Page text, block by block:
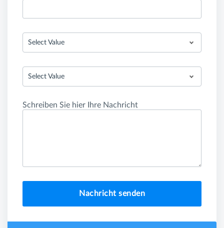
Select Value
Select Value
Schreiben Sie hier Ihre Nachricht
Nachricht senden